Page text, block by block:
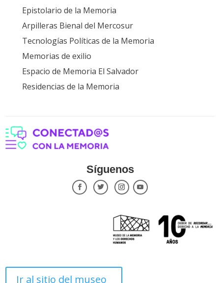
Epistolario de la Memoria
Arpilleras Bienal del Mercosur
Tecnologías Políticas de la Memoria
Memorias de exilio
Espacio de Memoria El Salvador
Residencias de la Memoria
Síguenos
Ir al sitio del museo